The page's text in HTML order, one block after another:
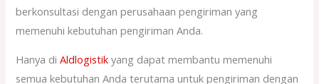
berkonsultasi dengan perusahaan pengiriman yang
memenuhi kebutuhan pengiriman Anda.
Hanya diAldlogistik yang dapat membantu memenuhi
semua kebutuhan Anda terutama untuk pengiriman dengan